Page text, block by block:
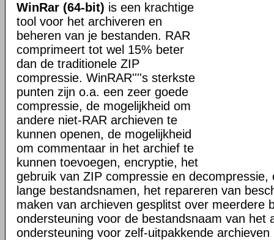
WinRar (64-bit) is een krachtige
tool voor het archiveren en
beheren van je bestanden. RAR
comprimeert tot wel 15% beter
dan de traditionele ZIP
compressie. WinRAR''''s sterkste
punten zijn o.a. een zeer goede
compressie, de mogelijkheid om
andere niet-RAR archieven te
kunnen openen, de mogelijkheid
om commentaar in het archief te
kunnen toevoegen, encryptie, het
gebruik van ZIP compressie en decompressie,
lange bestandsnamen, het repareren van
maken van archieven gesplitst over meerdere
ondersteuning voor de bestandsnaam van het
ondersteuning voor zelf-uitpakkende archieven